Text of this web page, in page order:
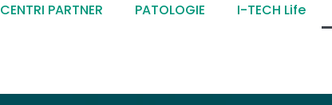
CENTRI PARTNER PATOLOGIE I-TECH Life